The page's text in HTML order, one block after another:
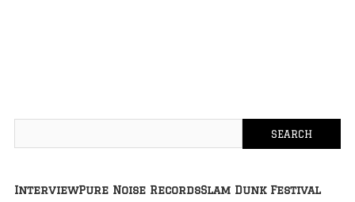
InterviewPure Noise RecordsSlam Dunk Festival